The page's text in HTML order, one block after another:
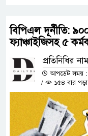
বিপিএল দূর্নীতি:
ফ্যাঞ্চাইজিসহ ৫
প্রতিনিধির
আপডেট সময় :
/
১৫৪ বার